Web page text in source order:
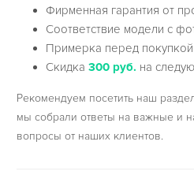
Фирменная гарантия от
Соответствие модели с
Примерка перед
Скидка300 руб. на
Рекомендуем посетить наш
мы собрали ответы на важные и
вопросы от наших клиентов.